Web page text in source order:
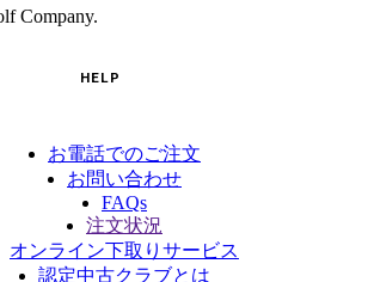
Company.
HELP
お電話でのご注文
お問い合わせ
FAQs
注文状況
オンライン下取りサービス
認定中古クラブとは